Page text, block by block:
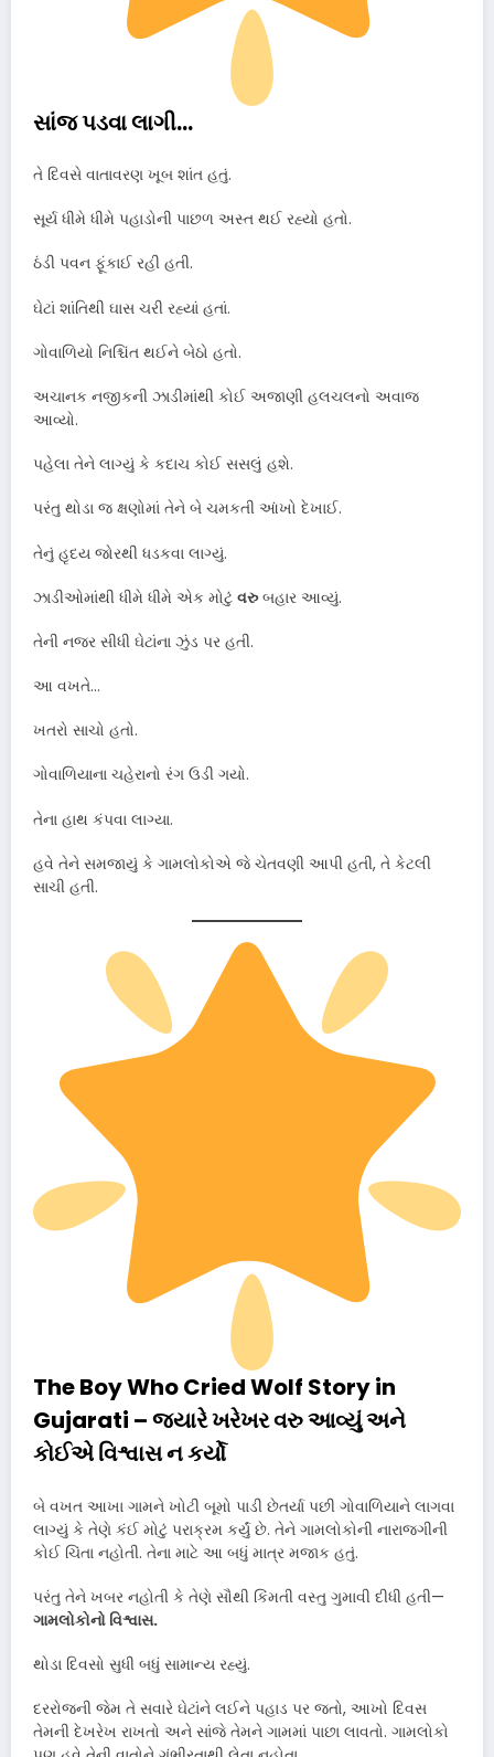
સાંજ પડવા લાગી…
તે દિવસે વાતાવરણ ખૂબ શાંત હતું.
સૂર્ય ધીમે ધીમે પહાડોની પાછળ અસ્ત થઈ રહ્યો હતો.
ઠંડી પવન ફૂંકાઈ રહી હતી.
ઘેટાં શાંતિથી ઘાસ ચરી રહ્યાં હતાં.
ગોવાળિયો નિશ્ચિંત થઈને બેઠો હતો.
અચાનક નજીકની ઝાડીમાંથી કોઈ અજાણી હલચલનો અવાજ
આવ્યો.
પહેલા તેને લાગ્યું કે કદાચ કોઈ સસલું હશે.
પરંતુ થોડા જ ક્ષણોમાં તેને બે ચમકતી આંખો દેખાઈ.
તેનું હૃદય જોરથી ધડકવા લાગ્યું.
ઝાડીઓમાંથી ધીમે ધીમે એક મોટું વરુબહાર આવ્યું.
તેની નજર સીધી ઘેટાંના ઝુંડ પર હતી.
આ વખતે…
ખતરો સાચો હતો.
ગોવાળિયાના ચહેરાનો રંગ ઉડી ગયો.
તેના હાથ કંપવા લાગ્યા.
હવે તેને સમજાયું કે ગામલોકોએ જે ચેતવણી આપી હતી, તે કેટલી
સાચી હતી.
The Boy Who Cried Wolf Story in
Gujarati – જ્યારે ખરેખર વરુ આવ્યું અને
કોઈએ વિશ્વાસ ન કર્યો
બે વખત આખા ગામને ખોટી બૂમો પાડી છેતર્યા પછી ગોવાળિયાને લાગવા
લાગ્યું કે તેણે કંઈ મોટું પરાક્રમ કર્યું છે. તેને ગામલોકોની નારાજગીની
કોઈ ચિંતા નહોતી. તેના માટે આ બધું માત્ર મજાક હતું.
પરંતુ તેને ખબર નહોતી કે તેણે સૌથી કિંમતી વસ્તુ ગુમાવી દીધી હતી—
ગામલોકોનો વિશ્વાસ.
થોડા દિવસો સુધી બધું સામાન્ય રહ્યું.
દરરોજની જેમ તે સવારે ઘેટાંને લઈને પહાડ પર જતો, આખો દિવસ
તેમની દેખરેખ રાખતો અને સાંજે તેમને ગામમાં પાછા લાવતો. ગામલોકો